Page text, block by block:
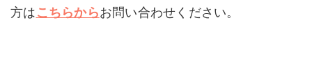
b
a
et
方は こちらからお問い合わせください。